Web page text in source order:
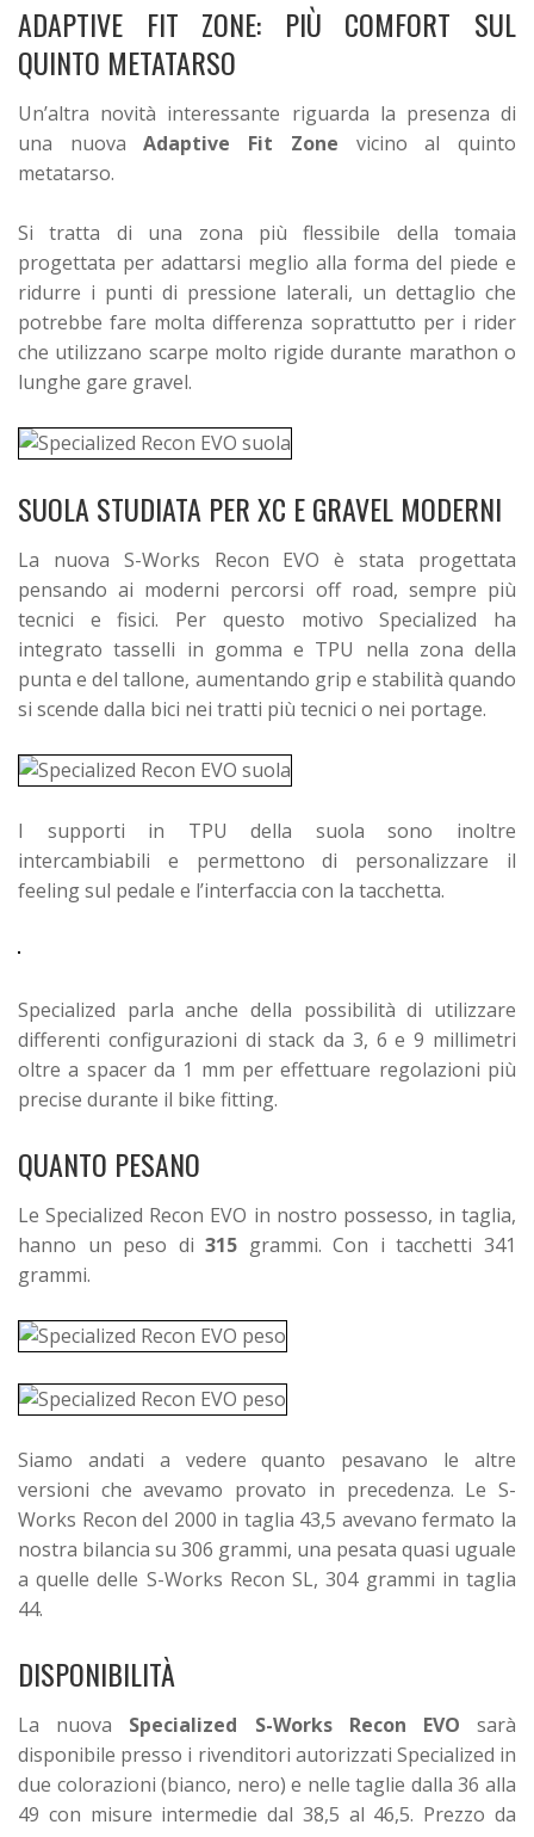
ADAPTIVE FIT ZONE: PIÙ COMFORT SUL
QUINTO METATARSO
Un’altra novità interessante riguarda la presenza di
una nuovaAdaptive Fit Zone vicino al quinto
metatarso.
Si tratta di una zona più flessibile della tomaia
progettata per adattarsi meglio alla forma del piede e
ridurre i punti di pressione laterali, un dettaglio che
potrebbe fare molta differenza soprattutto per i rider
che utilizzano scarpe molto rigide durante marathon o
lunghe gare gravel.
SUOLA STUDIATA PER XC E GRAVEL MODERNI
La nuova S-Works Recon EVO è stata progettata
pensando ai moderni percorsi off road, sempre più
tecnici e fisici. Per questo motivo Specialized ha
integrato tasselli in gomma e TPU nella zona della
punta e del tallone, aumentando grip e stabilità quando
si scende dalla bici nei tratti più tecnici o nei portage.
I supporti in TPU della suola sono inoltre
intercambiabili e permettono di personalizzare il
feeling sul pedale e l’interfaccia con la tacchetta.
Specialized parla anche della possibilità di utilizzare
differenti configurazioni di stack da 3, 6 e 9 millimetri
oltre a spacer da 1 mm per effettuare regolazioni più
precise durante il bike fitting.
QUANTO PESANO
Le Specialized Recon EVO in nostro possesso, in taglia,
hanno un peso di315 grammi. Con i tacchetti 341
grammi.
Siamo andati a vedere quanto pesavano le altre
versioni che avevamo provato in precedenza. Le S-
Works Recon del 2000 in taglia 43,5 avevano fermato la
nostra bilancia su 306 grammi, una pesata quasi uguale
a quelle delle S-Works Recon SL, 304 grammi in taglia
44.
DISPONIBILITÀ
La nuova Specialized S-Works Recon EVO sarà
disponibile presso i rivenditori autorizzati Specialized in
due colorazioni (bianco, nero) e nelle taglie dalla 36 alla
49 con misure intermedie dal 38,5 al 46,5. Prezzo da